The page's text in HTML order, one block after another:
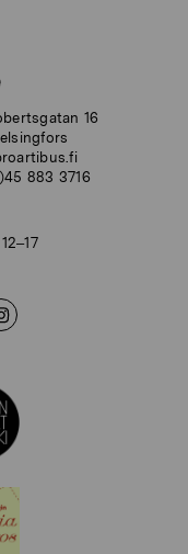
16
883 3716